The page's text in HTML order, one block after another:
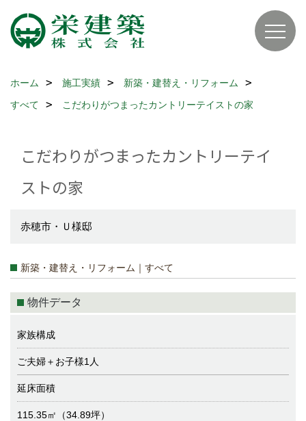
ホーム 施工実績
新築・建替え・リフォーム
すべて
こだわりがつまったカントリーテイストの家
こだわりがつまったカントリーテイ
ストの家
赤穂市・Ｕ様邸
新築・建替え・リフォーム｜すべて
物件データ
家族構成
ご夫婦＋お子様1人
延床面積
115.35㎡（34.89坪）